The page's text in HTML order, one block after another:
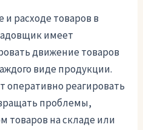
и расходе товаров в
имеет
движение товаров
виде продукции.
оперативно реагировать
проблемы,
товаров на складе или